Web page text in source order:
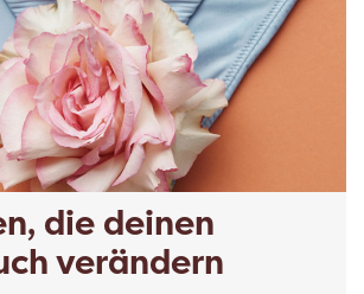
die deinen
verändern